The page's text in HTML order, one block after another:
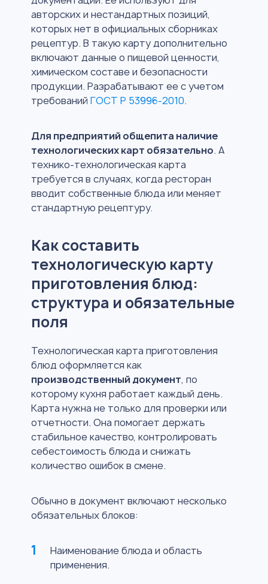
авторских и нестандартных позиций,
которых нет в официальных сборниках
рецептур. В такую карту дополнительно
включают данные о пищевой ценности,
химическом составе и безопасности
продукции. Разрабатывают ее с учетом
требований ГОСТ Р 53996-2010.
Для предприятий общепита наличие
технологических карт обязательно. А
технико-технологическая карта
требуется в случаях, когда ресторан
вводит собственные блюда или меняет
стандартную рецептуру.
Как составить
технологическую карту
приготовления блюд:
структура и обязательные
поля
Технологическая карта приготовления
блюд оформляется как
производственный документ, по
которому кухня работает каждый день.
Карта нужна не только для проверки или
отчетности. Она помогает держать
стабильное качество, контролировать
себестоимость блюда и снижать
количество ошибок в смене.
Обычно в документ включают несколько
обязательных блоков:
Наименование блюда и область
применения.